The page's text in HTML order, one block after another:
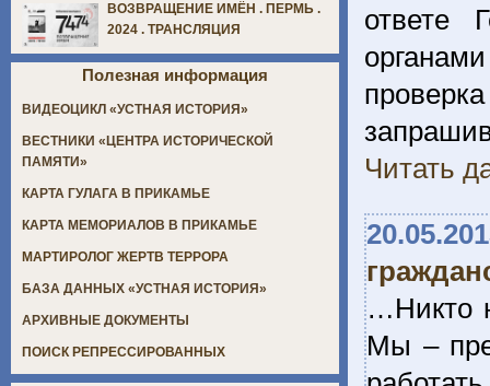
ответе
Читать
…Никто
Мы –
ВОЗВРАЩЕНИЕ ИМЁН . ПЕРМЬ .
2024 . ТРАНСЛЯЦИЯ
Полезная информация
ВИДЕОЦИКЛ «УСТНАЯ ИСТОРИЯ»
ВЕСТНИКИ «ЦЕНТРА ИСТОРИЧЕСКОЙ
ПАМЯТИ»
КАРТА ГУЛАГА В ПРИКАМЬЕ
КАРТА МЕМОРИАЛОВ В ПРИКАМЬЕ
МАРТИРОЛОГ ЖЕРТВ ТЕРРОРА
БАЗА ДАННЫХ «УСТНАЯ ИСТОРИЯ»
АРХИВНЫЕ ДОКУМЕНТЫ
ПОИСК РЕПРЕССИРОВАННЫХ